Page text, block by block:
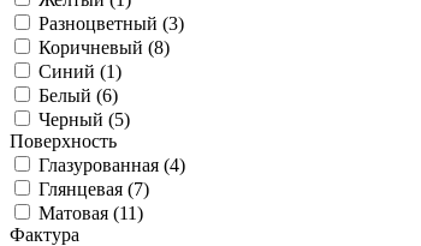
Разноцветный (3)
Коричневый (8)
Синий (1)
Белый (6)
Черный (5)
Поверхность
Глазурованная (4)
Глянцевая (7)
Матовая (11)
Фактура